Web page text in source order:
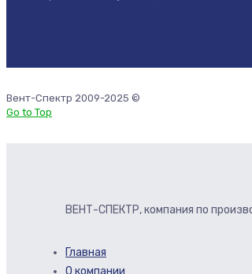
Вент-Спектр 2009-2025 ©
Go to Top
ВЕНТ-СПЕКТР, компания по
Главная
О компании